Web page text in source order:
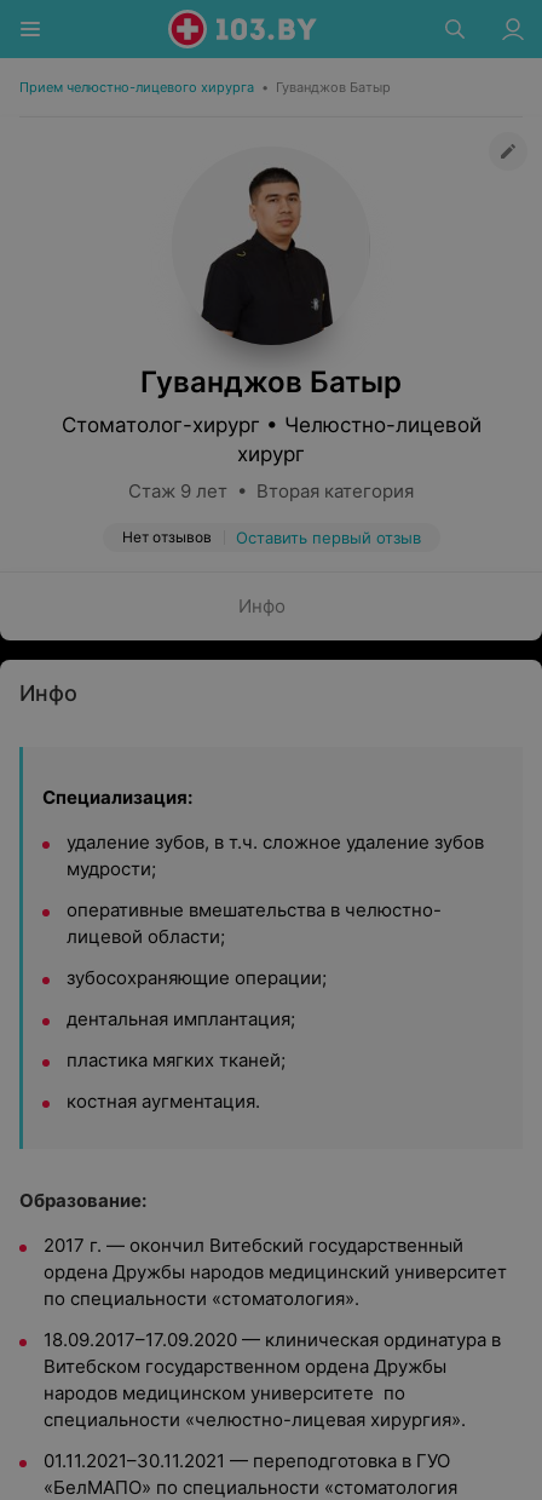
Прием челюстно-лицевого хирурга • Гуванджов Батыр
Гуванджов Батыр
Стоматолог-хирург • Челюстно-лицевой
хирург
Стаж 9 лет • Вторая категория
Нет отзывов Оставить первый отзыв
Инфо
Инфо
Специализация:
удаление зубов, в т.ч. сложное удаление зубов
мудрости;
оперативные вмешательства в челюстно-
лицевой области;
зубосохраняющие операции;
дентальная имплантация;
пластика мягких тканей;
костная аугментация.
Образование:
2017 г. — окончил Витебский государственный
ордена Дружбы народов медицинский университет
по специальности «стоматология».
18.09.2017–17.09.2020 — клиническая ординатура в
Витебском государственном ордена Дружбы
народов медицинском университете по
специальности «челюстно-лицевая хирургия».
01.11.2021–30.11.2021 — переподготовка в ГУО
«БелМАПО» по специальности «стоматология